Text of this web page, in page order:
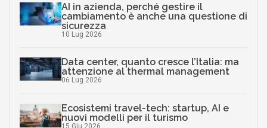
AI in azienda, perché gestire il
cambiamento è anche una questione di
sicurezza
10 Lug 2026
Data center, quanto cresce l’Italia: ma
attenzione al thermal management
06 Lug 2026
Ecosistemi travel-tech: startup, AI e
nuovi modelli per il turismo